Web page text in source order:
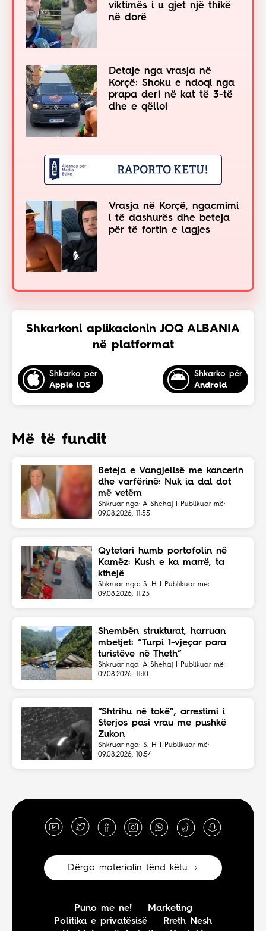
viktimës i u gjet një thikë
në dorë
Detaje nga vrasja në
Korçë: Shoku e ndoqi nga
prapa deri në kat të 3-të
dhe e qëlloi
Vrasja në Korçë, ngacmimi
i të dashurës dhe beteja
për të fortin e lagjes
Shkarkoni aplikacionin JOQ ALBANIA
në platformat
Shkarko për
Apple iOS
Shkarko për
Android
Më të fundit
Beteja e Vangjelisë me kancerin
dhe varfërinë: Nuk ia dal dot
më vetëm
Shkruar nga: A Shehaj | Publikuar më:
09.08.2026, 11:53
Qytetari humb portofolin në
Kamëz: Kush e ka marrë, ta
kthejë
Shkruar nga: S. H | Publikuar më:
09.08.2026, 11:23
Shembën strukturat, harruan
mbetjet: “Turpi 1-vjeçar para
turistëve në Theth”
Shkruar nga: A Shehaj | Publikuar më:
09.08.2026, 11:10
“Shtrihu në tokë”, arrestimi i
Sterjos pasi vrau me pushkë
Zukon
Shkruar nga: S. H | Publikuar më:
09.08.2026, 10:54
Dërgo materialin tënd këtu
Puno me ne!
Marketing
Politika e privatësisë
Rreth Nesh